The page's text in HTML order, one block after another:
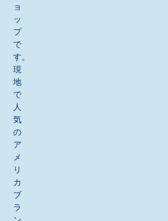
ョ
ッ
プ
で
す。
現
地
で
人
気
の
ア
メ
リ
カ
ブ
ラ